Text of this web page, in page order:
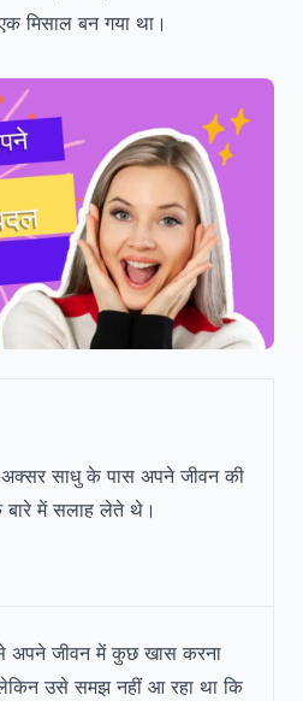
मिसाल बन गया था।
साधु के पास अपने जीवन की
में सलाह लेते थे।
अपने जीवन में कुछ खास करना
उसे समझ नहीं आ रहा था कि